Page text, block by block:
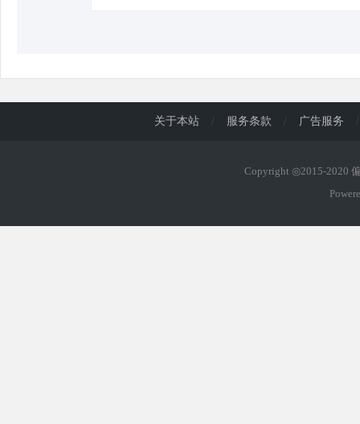
关于本站 / 服务条款 / 广告服务 /
Copyright ◎2015-2020